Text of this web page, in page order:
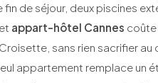
de séjour, deux piscines
appart-hôtel Cannes coûte
sans rien sacrifier au
seul appartement remplace un